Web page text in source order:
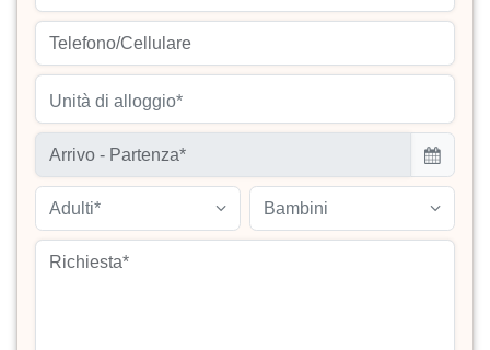
Unità di alloggio*
Adulti* Bambini